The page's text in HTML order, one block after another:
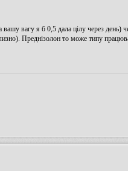
вагу я б 0,5 дала цілу через день)
Преднізолон то може типу